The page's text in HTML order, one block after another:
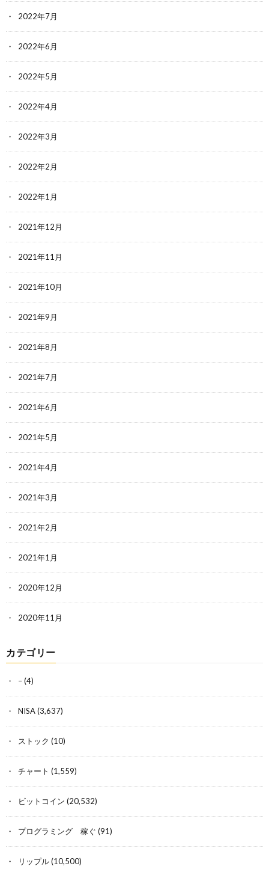
2022年7月
2022年6月
2022年5月
2022年4月
2022年3月
2022年2月
2022年1月
2021年12月
2021年11月
2021年10月
2021年9月
2021年8月
2021年7月
2021年6月
2021年5月
2021年4月
2021年3月
2021年2月
2021年1月
2020年12月
2020年11月
カテゴリー
–(4)
NISA(3,637)
ストック (10)
チャート (1,559)
ビットコイン (20,532)
プログラミング 稼ぐ (91)
リップル(10,500)